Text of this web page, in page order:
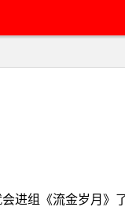
进组《流金岁月》